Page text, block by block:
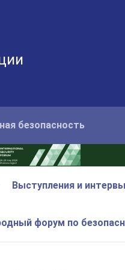
безопасность
Выступления и
форум по